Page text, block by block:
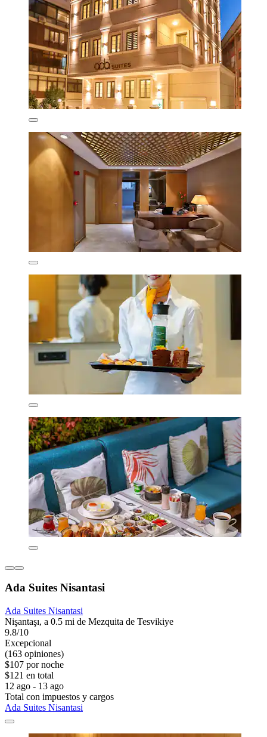
Ada Suites Nisantasi
Ada Suites Nisantasi
Nişantaşı, a 0.5 mi de Mezquita de Tesvikiye
9.8/10
Excepcional
(163 opiniones)
$107 por noche
$121 en total
12 ago - 13 ago
Total con impuestos y cargos
Ada Suites Nisantasi